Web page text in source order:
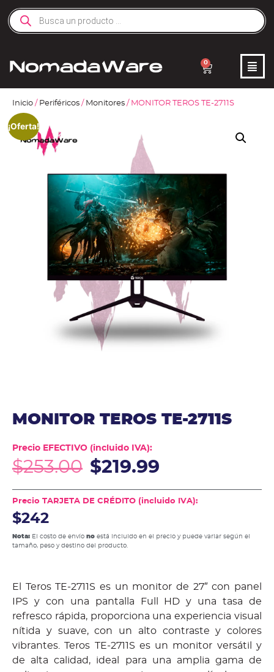
0
Inicio / Periféricos / Monitores / MONITOR TEROS TE-2711S
¡Oferta!
MONITOR TEROS TE-2711S
Precio EFECTIVO (incluido IVA):
$253.00 $219.99
Precio TARJETA DE CRÉDITO (incluido IVA):
$242
Nota: El costo de envío no está incluido en el precio y puede variar según el
tamaño, peso y destino del producto.
El Teros TE-2711S es un monitor de 27″ con panel
IPS y con una pantalla Full HD y una tasa de
refresco rápida, proporciona una experiencia visual
nítida y suave, con un alto contraste y colores
vibrantes. Teros TE-2711S es un monitor versátil y
de alta calidad, ideal para una amplia gama de